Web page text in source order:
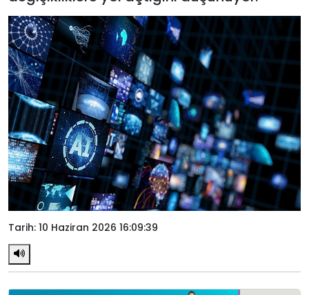
Tarih: 10 Haziran 2026 16:09:39